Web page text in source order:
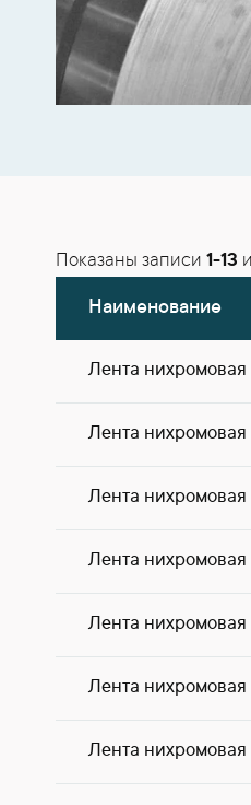
Показаны записи1-13
Наименование
Лента нихромовая
Лента нихромовая
Лента нихромовая
Лента нихромовая
Лента нихромовая
Лента нихромовая
Лента нихромовая